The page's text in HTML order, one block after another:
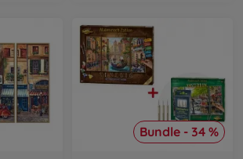
Bundle - 34 %